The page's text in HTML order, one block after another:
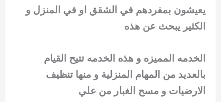
يعيشون بمفردهم في الشقق او في المنزل و
الكثير يبحث عن هذه
الخدمه المميزه و هذه الخدمه تتيح القيام
بالعديد من المهام المنزلية و منها تنظيف
الارضيات و مسح الغبار من علي